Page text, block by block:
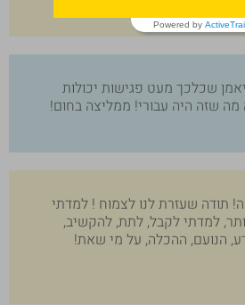
שכלכך מעט פגישות יכולות
מה שזה היה עבורי! ממליצה בחום!
תודה שעזרת לנו לצמוח ! למדתי
למדתי לקבל, לתת, להקשיב,
הנועם, ההכלה, על מי שאת!
Powered by